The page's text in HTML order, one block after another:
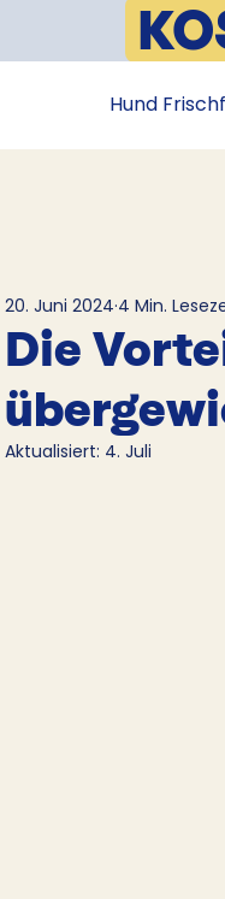
📦
Hund
Die
20. Juni 2024 4 Min.
Aktualisiert: 4. Juli